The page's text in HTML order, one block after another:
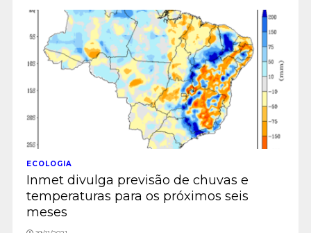
ECOLOGIA
Inmet divulga previsão de chuvas e
temperaturas para os próximos seis
meses